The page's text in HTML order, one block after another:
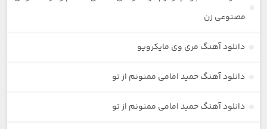
مصنوعی زن
دانلود آهنگ مری وی مایکرویو
دانلود آهنگ حمید امامی ممنونم از تو
دانلود آهنگ حمید امامی ممنونم از تو